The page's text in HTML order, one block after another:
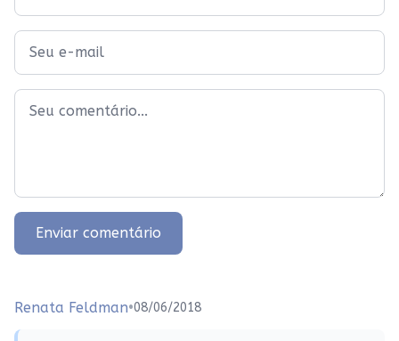
Enviar comentário
Renata Feldman•08/06/2018